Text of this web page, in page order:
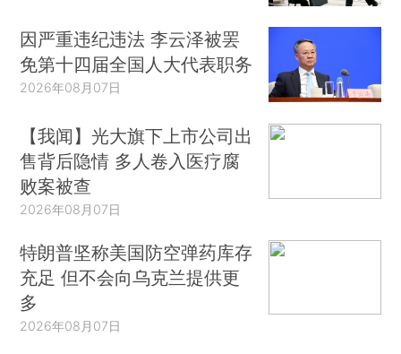
因严重违纪违法 李云泽被罢
免第十四届全国人大代表职务
2026年08月07日
【我闻】光大旗下上市公司出
售背后隐情 多人卷入医疗腐
败案被查
2026年08月07日
特朗普坚称美国防空弹药库存
充足 但不会向乌克兰提供更
多
2026年08月07日